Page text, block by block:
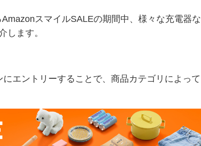
スマイルSALEの期間中、様々な充電器な
します。
エントリーすることで、商品カテゴリによって